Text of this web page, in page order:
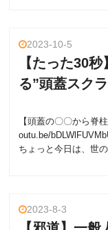
2023-10-5
【たった30
る”頭蓋スク
【頭蓋の〇〇から
outu.be/
ちょっと今日は、世
2023-8-3